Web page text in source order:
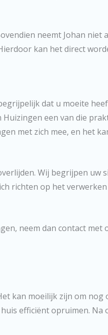
neemt Johan
kan het direct
dat u moeite
een van die
met zich mee, en het
Wij begrijpen uw
richten op het
neem dan contact met
kan moeilijk zijn om
efficiënt opruimen. Na